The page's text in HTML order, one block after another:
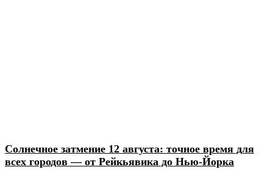
Солнечное затмение 12 августа: точное время для
всех городов — от Рейкьявика до Нью-Йорка